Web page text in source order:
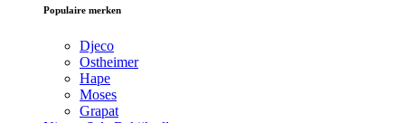
Populaire merken
Djeco
Ostheimer
Hape
Moses
Grapat